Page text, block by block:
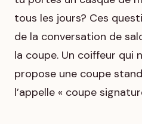
tous les jours? Ces
de la conversation de
la coupe. Un coiffeur qui
propose une coupe
l’appelle « coupe